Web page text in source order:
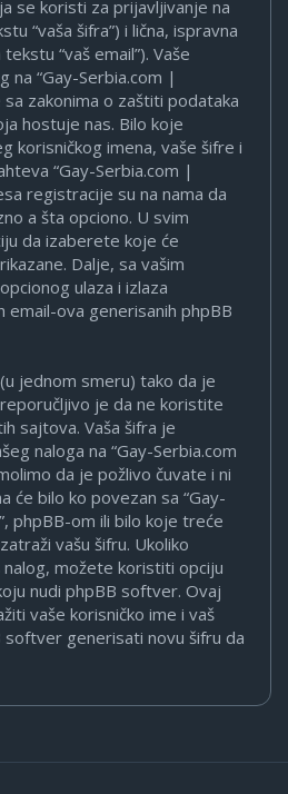
se koristi za prijavljivanje na
“vaša šifra”) i lična, ispravna
“vaš email”). Vaše
na “Gay-Serbia.com |
sa zakonima o zaštiti podataka
hostuje nas. Bilo koje
korisničkog imena, vaše šifre i
“Gay-Serbia.com |
registracije su na nama da
a šta opciono. U svim
da izaberete koje će
Dalje, sa vašim
ulaza i izlaza
email-ova generisanih phpBB
jednom smeru) tako da je
je da ne koristite
sajtova. Vaša šifra je
naloga na “Gay-Serbia.com
da je požlivo čuvate i ni
će bilo ko povezan sa “Gay-
phpBB-om ili bilo koje treće
vašu šifru. Ukoliko
možete koristiti opciju
nudi phpBB softver. Ovaj
vaše korisničko ime i vaš
softver generisati novu šifru da